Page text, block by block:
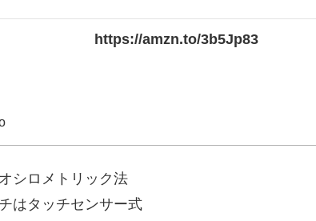
https://amzn.to/3b5Jp83
シロメトリック法
はタッチセンサー式